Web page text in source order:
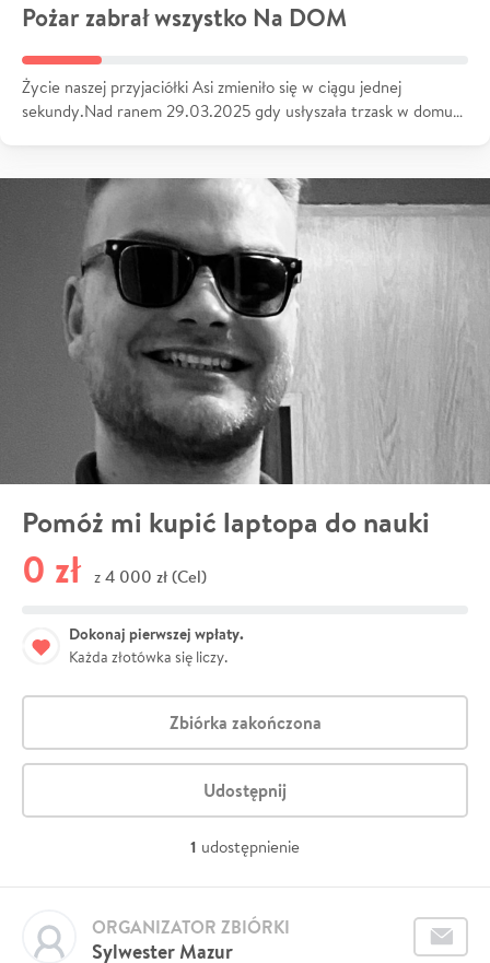
Pożar zabrał wszystko Na DOM
Życie naszej przyjaciółki Asi zmieniło się w ciągu jednej
sekundy.Nad ranem 29.03.2025 gdy usłyszała trzask w domu…
Pomóż mi kupić laptopa do nauki
0 zł z 4 000 zł (Cel)
Dokonaj pierwszej wpłaty.
Każda złotówka się liczy.
Zbiórka zakończona
Udostępnij
1 udostępnienie
Sylwester Mazur
ORGANIZATOR ZBIÓRKI